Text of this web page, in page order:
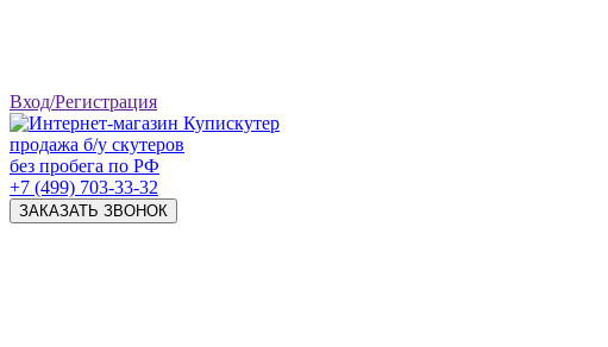
Вход/Регистрация
продажа б/у скутеров
без пробега по РФ
+7 (499) 703-33-32
ЗАКАЗАТЬ ЗВОНОК